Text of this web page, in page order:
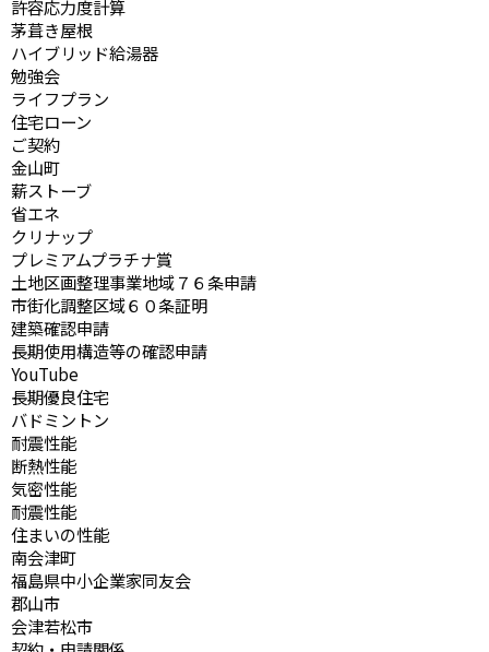
許容応力度計算
茅葺き屋根
ハイブリッド給湯器
勉強会
ライフプラン
住宅ローン
ご契約
金山町
薪ストーブ
省エネ
クリナップ
プレミアムプラチナ賞
土地区画整理事業地域７６条申請
市街化調整区域６０条証明
建築確認申請
長期使用構造等の確認申請
YouTube
長期優良住宅
バドミントン
耐震性能
断熱性能
気密性能
耐震性能
住まいの性能
南会津町
福島県中小企業家同友会
郡山市
会津若松市